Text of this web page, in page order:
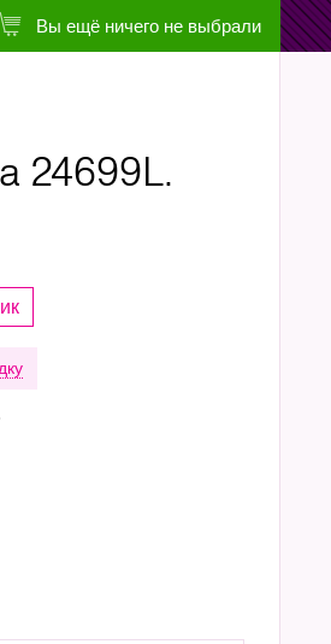
Вы ещё ничего не выбрали
24699L.